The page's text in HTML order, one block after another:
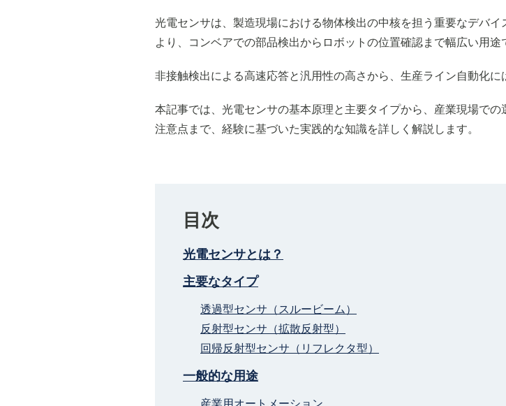
光電センサは、製造現場における物体検出の中核を担う重要なデバ
より、コンベアでの部品検出からロボットの位置確認まで幅広い用途
非接触検出による高速応答と汎用性の高さから、生産ライン自動化に
本記事では、光電センサの基本原理と主要タイプから、産業現場で
注意点まで、経験に基づいた実践的な知識を詳しく解説します。
目次
光電センサとは？
主要なタイプ
透過型センサ（スルービーム）
反射型センサ（拡散反射型）
回帰反射型センサ（リフレクタ型）
一般的な用途